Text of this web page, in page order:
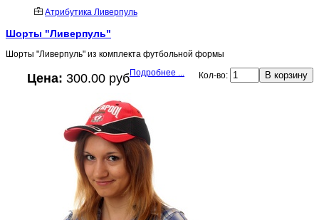
Атрибутика Ливерпуль
Шорты "Ливерпуль"
Шорты "Ливерпуль" из комплекта футбольной формы
Цена: 300.00 руб Кол-во:
Подробнее ...